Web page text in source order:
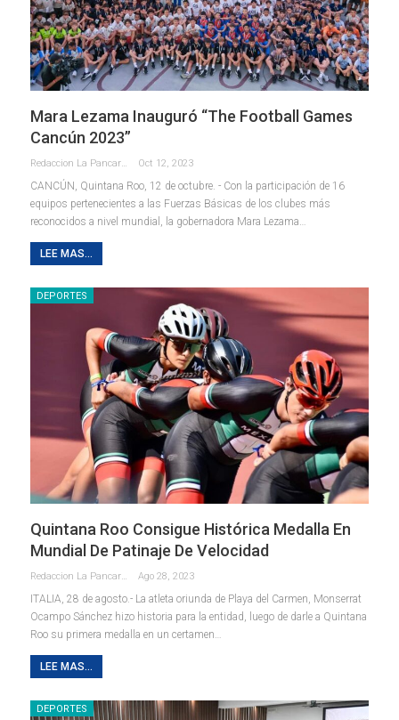
Mara Lezama Inauguró “The Football Games
Cancún 2023”
Redaccion La Pancarta De Quintana Roo Oct 12, 2023
CANCÚN, Quintana Roo, 12 de octubre. - Con la participación de 16
equipos pertenecientes a las Fuerzas Básicas de los clubes más
reconocidos a nivel mundial, la gobernadora Mara Lezama…
LEE MAS...
DEPORTES
Quintana Roo Consigue Histórica Medalla En
Mundial De Patinaje De Velocidad
Redaccion La Pancarta De Quintana Roo Ago 28, 2023
ITALIA, 28 de agosto.- La atleta oriunda de Playa del Carmen, Monserrat
Ocampo Sánchez hizo historia para la entidad, luego de darle a Quintana
Roo su primera medalla en un certamen…
LEE MAS...
DEPORTES